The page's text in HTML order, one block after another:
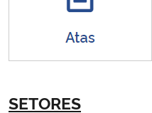
Planalto
SETORES